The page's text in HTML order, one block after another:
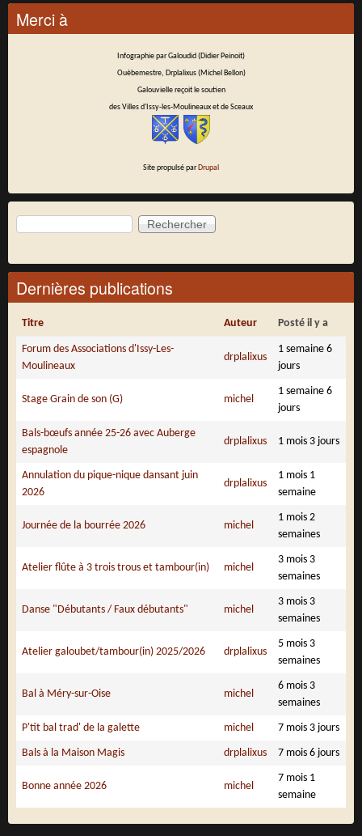
Merci à
Infographie par Galoudid (Didier Peinoit)
Ouèbemestre, Drplalixus (Michel Bellon)
Galouvielle reçoit le soutien
des Villes d'Issy-les-Moulineaux et de Sceaux
Site propulsé parDrupal
Formulaire de recherche
Rechercher
Dernières publications
Titre Auteur Posté il y a
Forum des Associations d'Issy-Les-
Moulineaux
drplalixus
1 semaine 6
jours
Stage Grain de son (G) michel
1 semaine 6
jours
Bals-bœufs année 25-26 avec Auberge
espagnole
drplalixus 1 mois 3 jours
Annulation du pique-nique dansant juin
2026
drplalixus
1 mois 1
semaine
Journée de la bourrée 2026 michel
1 mois 2
semaines
Atelier flûte à 3 trois trous et tambour(in) michel
3 mois 3
semaines
Danse "Débutants / Faux débutants" michel
3 mois 3
semaines
Atelier galoubet/tambour(in) 2025/2026 drplalixus
5 mois 3
semaines
Bal à Méry-sur-Oise michel
6 mois 3
semaines
P'tit bal trad' de la galette michel 7 mois 3 jours
Bals à la Maison Magis drplalixus 7 mois 6 jours
Bonne année 2026 michel
7 mois 1
semaine